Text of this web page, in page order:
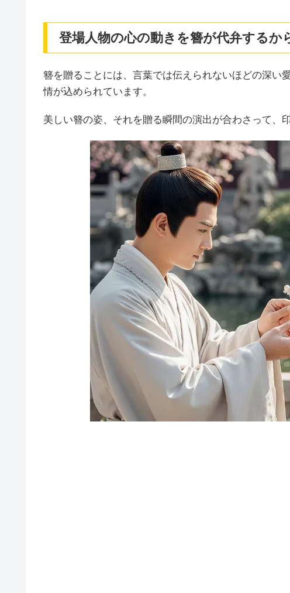
登場人物の心の動きを簪が代弁するか
簪を贈ることには、言葉では伝えられないほどの深い
情が込められています。
美しい簪の姿、それを贈る瞬間の演出が合わさって、